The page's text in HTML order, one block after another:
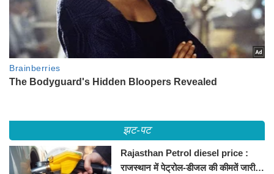
झट-पट
Rajasthan Petrol diesel price :
राजस्थान में पेट्रोल-डीजल की कीमतें जारी,